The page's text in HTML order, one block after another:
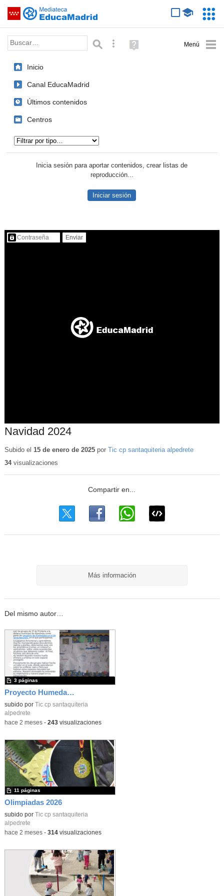
Saltar navegación
Palabra o frase: Búsqueda avanzada
Ayuda
(en
Inicio
Canal EducaMadrid
Últimos contenidos
Centros
Inicia sesión para aportar contenidos, crear listas de
reproducción...
Iniciar sesión
Contenido protegido…
Navidad 2024
Subido el 15 de enero de 2025por Tic cp santaquiteria alpedrete
34visualizaciones
Más información
Del mismo autor…
Proyecto Humedales 1º
subido por Tic cp santaquiteria
alpedrete
3 páginas
-hace 2 meses- 243visualizaciones
Olimpiadas 2026
subido por Tic cp santaquiteria
alpedrete
11 páginas
-hace 2 meses- 314visualizaciones